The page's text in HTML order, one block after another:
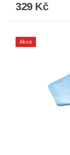
329 Kč
Akce